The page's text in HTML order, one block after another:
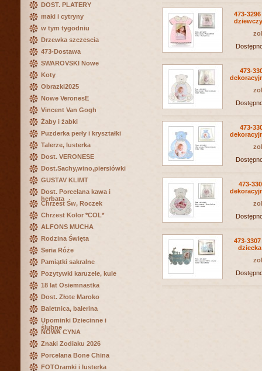
DOST. PLATERY
maki i cytryny
w tym tygodniu
Drzewka szczescia
473-Dostawa
SWAROVSKI Nowe
Koty
Obrazki2025
Nowe VeronesE
Vincent Van Gogh
Żaby i żabki
Puzderka perły i kryształki
Talerze, lusterka
Dost. VERONESE
Dost.Sachy,wino,piersiówki
GUSTAV KLIMT
Dost. Porcelana kawa i
herbata
Chrzest Św, Roczek
Chrzest Kolor *COL*
ALFONS MUCHA
Rodzina Święta
Seria Róże
Pamiątki sakralne
Pozytywki karuzele, kule
18 lat Osiemnastka
Dost. Złote Maroko
Baletnica, balerina
Upominki Dziecinne i
ślubne
NOWA CYNA
Znaki Zodiaku 2026
Porcelana Bone China
FOTOramki i lusterka
473-
473-
473-
473-
473-